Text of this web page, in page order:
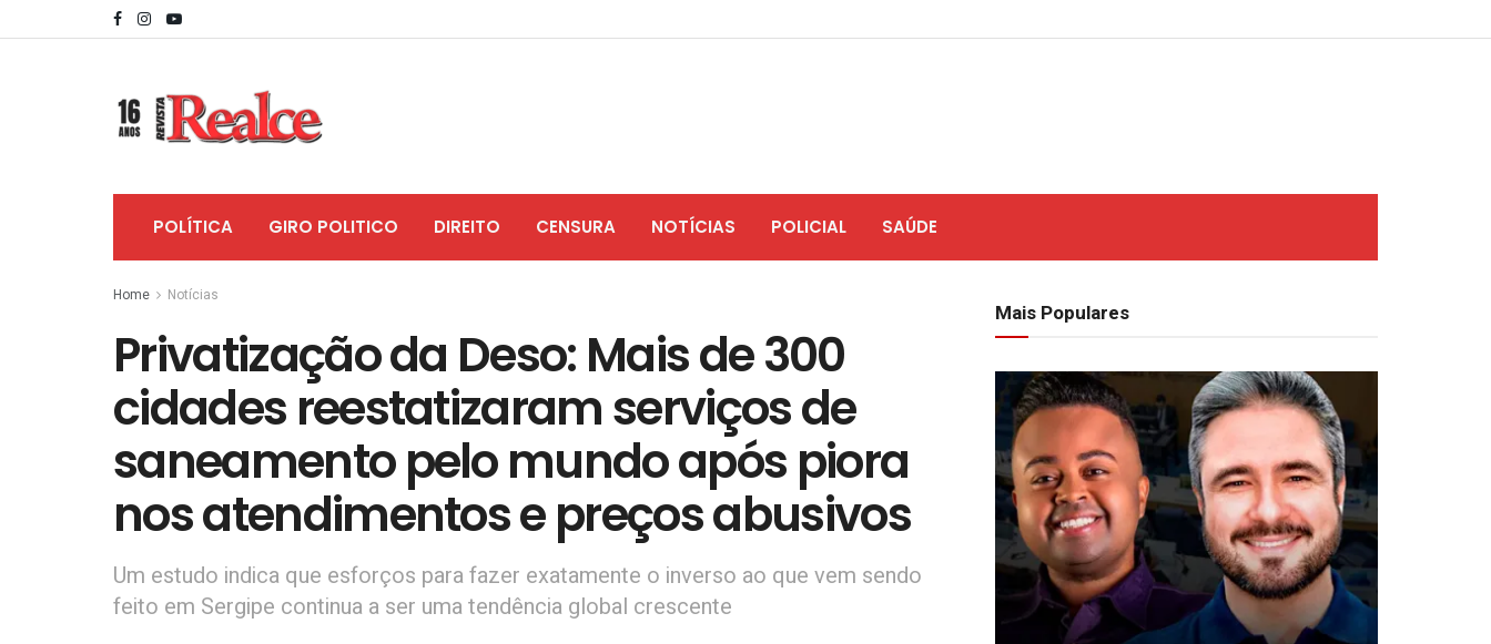
POLÍTICA GIRO POLITICO DIREITO CENSURA NOTÍCIAS POLICIAL SAÚDE
Home Notícias
Privatização da Deso: Mais de 300
cidades reestatizaram serviços de
saneamento pelo mundo após piora
nos atendimentos e preços abusivos
Um estudo indica que esforços para fazer exatamente o inverso ao que vem sendo
feito em Sergipe continua a ser uma tendência global crescente
Mais Populares